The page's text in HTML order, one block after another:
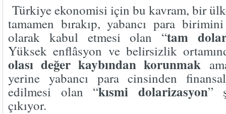
Türkiye ekonomisi için bu kavram, bir
tamamen bırakıp, yabancı para
olarak kabul etmesi olan “tam
Yüksek enflâsyon ve belirsizlik
olası değer kaybından korunmak
yerine yabancı para cinsinden
edilmesi olan “kısmi dolarizasyon”
çıkıyor.